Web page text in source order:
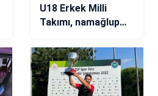
U18 Erkek Milli
Takımı, namağlup